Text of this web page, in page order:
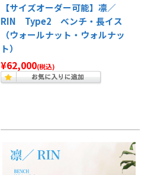
【サイズオーダー可能】凛／
RIN Type2 ベンチ・長イス
（ウォールナット・ウォルナッ
ト）
¥62,000(税込)